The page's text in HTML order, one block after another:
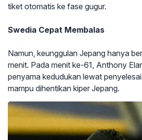
tiket otomatis ke fase gugur.
Swedia Cepat Membalas
Namun, keunggulan Jepang hanya
menit. Pada menit ke-61, Anthony
penyama kedudukan lewat
mampu dihentikan kiper Jepang.